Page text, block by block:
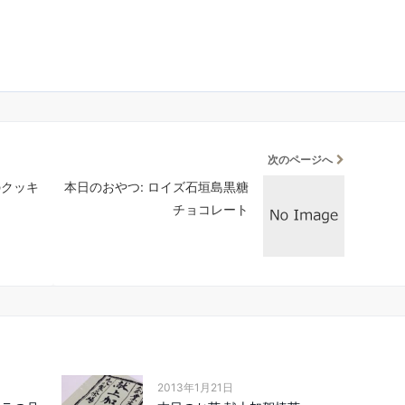
ッキ
次のページへ
本日のおやつ: ロイズ石垣島黒糖
チョコレート
2013年1月21日